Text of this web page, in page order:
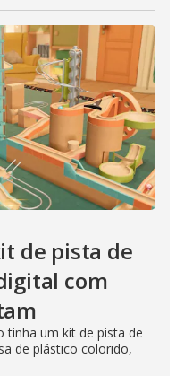
de pista de
com
tinha um kit de pista de
de plástico colorido,